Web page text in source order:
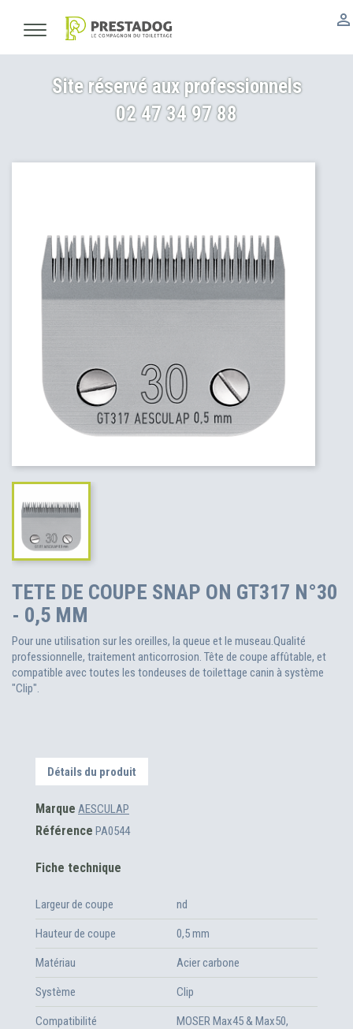

Site réservé aux professionnels
02 47 34 97 88
TETE DE COUPE SNAP ON GT317 N°30
- 0,5 MM
Pour une utilisation sur les oreilles, la queue et le museau.Qualité
professionnelle, traitement anticorrosion. Tête de coupe affûtable, et
compatible avec toutes les tondeuses de toilettage canin à système
"Clip".
Détails du produit
Marque AESCULAP
Référence PA0544
Fiche technique
Largeur de coupe nd
Hauteur de coupe 0,5 mm
Matériau Acier carbone
Système Clip
Compatibilité
MOSER Max45 & Max50,